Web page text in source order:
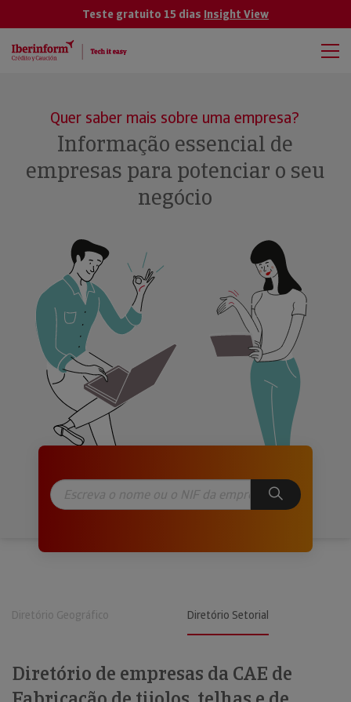
Teste gratuito 15 dias Insight View
Quer saber mais sobre uma empresa?
Informação essencial de
empresas para potenciar o seu
negócio
Diretório Geográfico Diretório Setorial
Diretório de empresas da CAE de